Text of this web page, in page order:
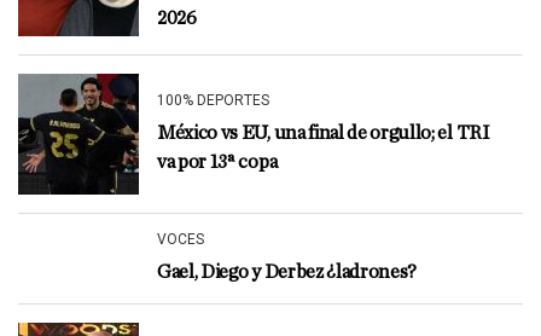
2026
100% DEPORTES
México vs EU, una final de orgullo; el TRI
va por 13ª copa
VOCES
Gael, Diego y Derbez ¿ladrones?